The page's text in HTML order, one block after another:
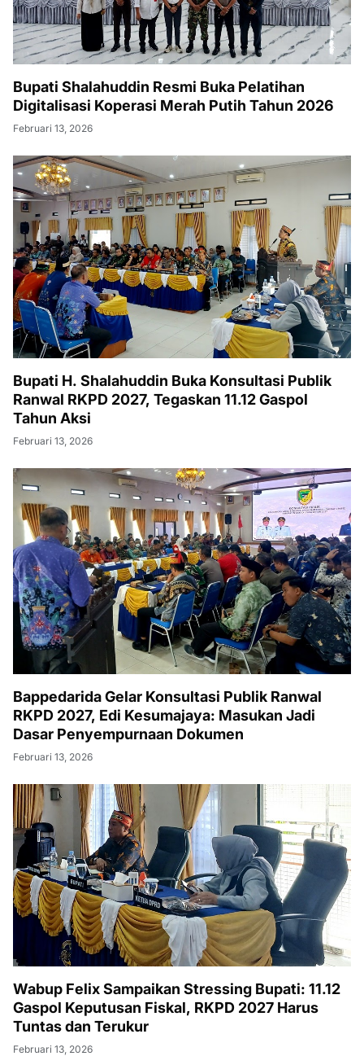
Bupati Shalahuddin Resmi Buka Pelatihan
Digitalisasi Koperasi Merah Putih Tahun 2026
Februari 13, 2026
Bupati H. Shalahuddin Buka Konsultasi Publik
Ranwal RKPD 2027, Tegaskan 11.12 Gaspol
Tahun Aksi
Februari 13, 2026
Bappedarida Gelar Konsultasi Publik Ranwal
RKPD 2027, Edi Kesumajaya: Masukan Jadi
Dasar Penyempurnaan Dokumen
Februari 13, 2026
Wabup Felix Sampaikan Stressing Bupati: 11.12
Gaspol Keputusan Fiskal, RKPD 2027 Harus
Tuntas dan Terukur
Februari 13, 2026